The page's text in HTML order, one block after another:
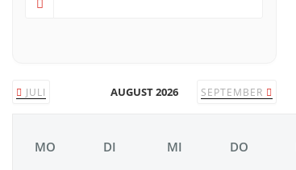
JULI AUGUST 2026 SEPTEMBER
MO DI MI DO